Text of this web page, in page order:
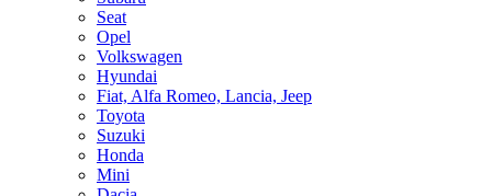
Opel
Volkswagen
Hyundai
Fiat, Alfa Romeo, Lancia, Jeep
Toyota
Suzuki
Honda
Mini
Dacia
Audi